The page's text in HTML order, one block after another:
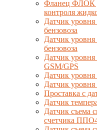
Фланец ФЛОК
контроля
Датчик
бензовоза
Датчик
бензовоза
Датчик
GSM/GPS
Датчик уровня
Датчик
Проставка с
Датчик
Датчик съема
счетчика